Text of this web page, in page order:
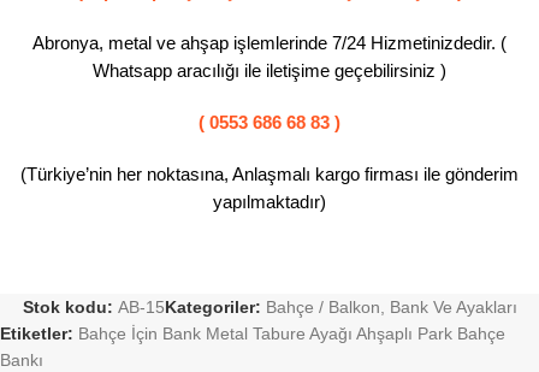
Abronya, metal ve ahşap işlemlerinde 7/24 Hizmetinizdedir. (
Whatsapp aracılığı ile iletişime geçebilirsiniz )
( 0553 686 68 83 )
(Türkiye’nin her noktasına, Anlaşmalı kargo firması ile gönderim
yapılmaktadır)
Stok kodu: AB-15Kategoriler: Bahçe / Balkon, Bank Ve Ayakları
Etiketler: Bahçe İçin Bank Metal Tabure Ayağı Ahşaplı Park Bahçe
Bankı